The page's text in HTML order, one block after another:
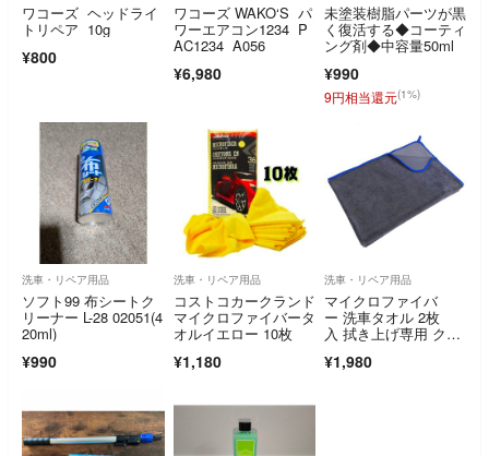
ワコーズ ヘッドライ
トリペア 10g
¥800
ワコーズ WAKO‘S パ
ワーエアコン1234 P
AC1234 A056
¥6,980
未塗装樹脂パーツが黒
く復活する◆コーティ
ング剤◆中容量50ml
¥990
9円相当還元(1%)
洗車・リペア用品
ソフト99 布シートク
リーナー L-28 02051(4
20ml)
¥990
洗車・リペア用品
コストコカークランド
マイクロファイバータ
オルイエロー 10枚
¥1,180
洗車・リペア用品
マイクロファイバ
ー 洗車タオル 2枚
入 拭き上げ専用 クロ
¥1,980